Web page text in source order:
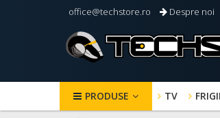
office@techstore.ro Despre noi
PRODUSE TV